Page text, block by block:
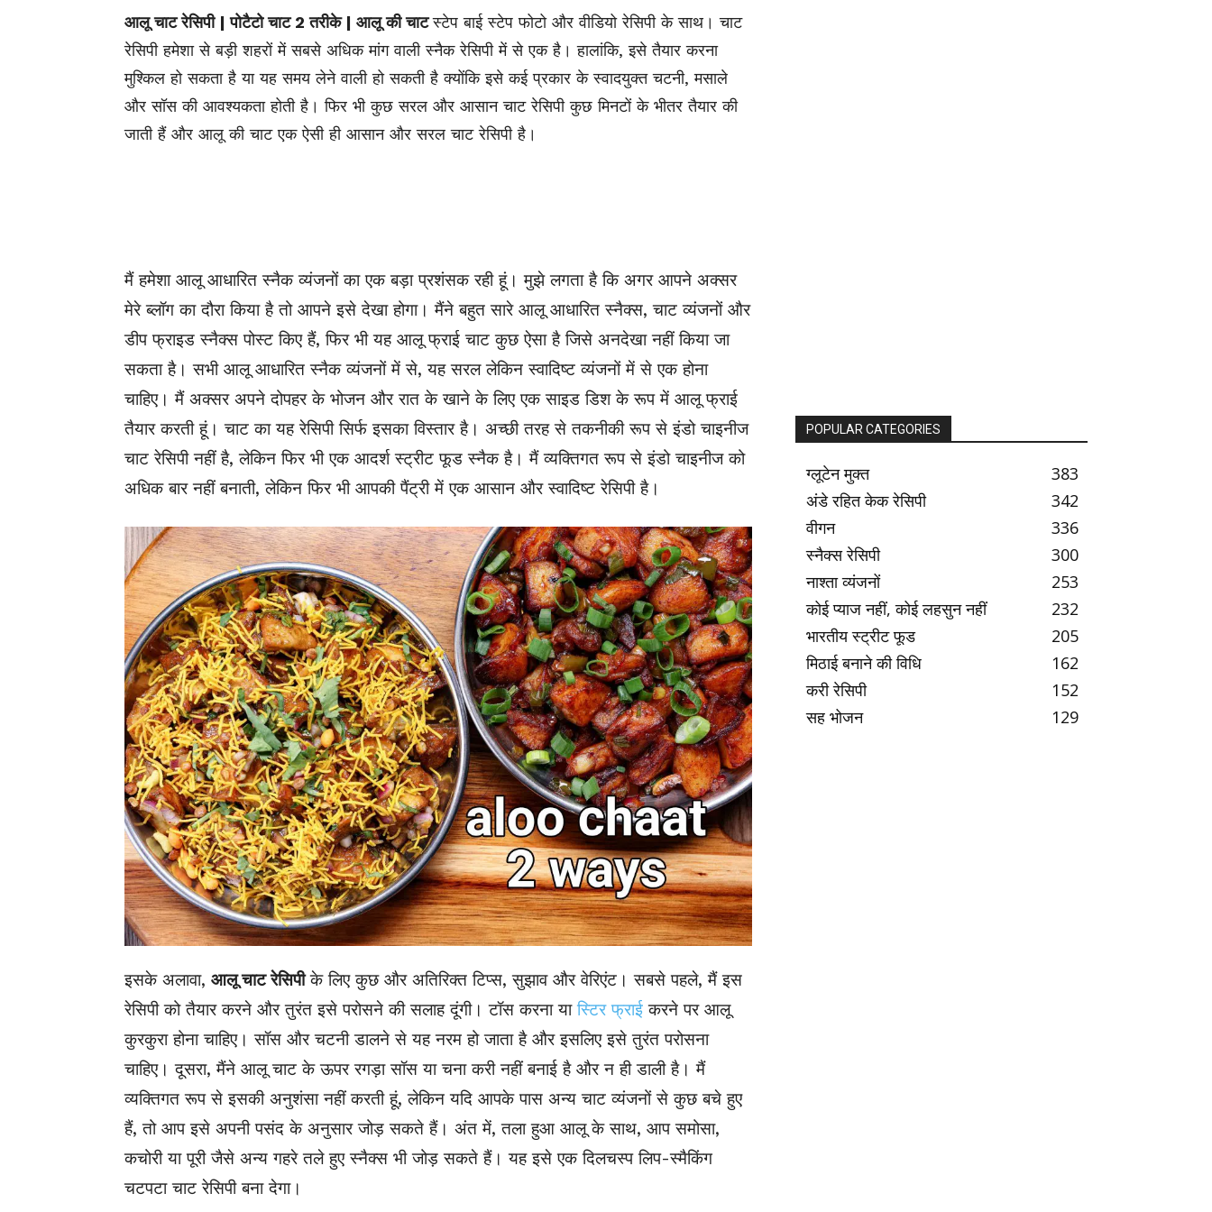
आलू चाट रेसिपी | पोटैटो चाट 2 तरीके | आलू की चाटस्टेप बाई स्टेप फोटो और वीडियो रेसिपी के साथ। चाट
रेसिपी हमेशा से बड़ी शहरों में सबसे अधिक मांग वाली स्नैक रेसिपी में से एक है। हालांकि, इसे तैयार करना
मुश्किल हो सकता है या यह समय लेने वाली हो सकती है क्योंकि इसे कई प्रकार के स्वादयुक्त चटनी, मसाले
और सॉस की आवश्यकता होती है। फिर भी कुछ सरल और आसान चाट रेसिपी कुछ मिनटों के भीतर तैयार की
जाती हैं और आलू की चाट एक ऐसी ही आसान और सरल चाट रेसिपी है।
मैं हमेशा आलू आधारित स्नैक व्यंजनों का एक बड़ा प्रशंसक रही हूं। मुझे लगता है कि अगर आपने अक्सर
मेरे ब्लॉग का दौरा किया है तो आपने इसे देखा होगा। मैंने बहुत सारे आलू आधारित स्नैक्स, चाट व्यंजनों और
डीप फ्राइड स्नैक्स पोस्ट किए हैं, फिर भी यह आलू फ्राई चाट कुछ ऐसा है जिसे अनदेखा नहीं किया जा
सकता है। सभी आलू आधारित स्नैक व्यंजनों में से, यह सरल लेकिन स्वादिष्ट व्यंजनों में से एक होना
चाहिए। मैं अक्सर अपने दोपहर के भोजन और रात के खाने के लिए एक साइड डिश के रूप में आलू फ्राई
तैयार करती हूं। चाट का यह रेसिपी सिर्फ इसका विस्तार है। अच्छी तरह से तकनीकी रूप से इंडो चाइनीज
चाट रेसिपी नहीं है, लेकिन फिर भी एक आदर्श स्ट्रीट फूड स्नैक है। मैं व्यक्तिगत रूप से इंडो चाइनीज को
अधिक बार नहीं बनाती, लेकिन फिर भी आपकीपैंट्रीमें एक आसान और स्वादिष्ट रेसिपी है।
इसके अलावा, आलू चाट रेसिपीके लिए कुछ और अतिरिक्त टिप्स, सुझाव और वेरिएंट। सबसे पहले, मैं इस
रेसिपी को तैयार करने और तुरंत इसे परोसने की सलाह दूंगी। टॉस करना यास्टिर फ्राई करने पर आलू
कुरकुरा होना चाहिए। सॉस और चटनी डालने से यह नरम हो जाता है और इसलिए इसे तुरंत परोसना
चाहिए। दूसरा, मैंने आलू चाट के ऊपर रगड़ा सॉस या चना करी नहीं बनाई है और न ही डाली है। मैं
व्यक्तिगत रूप से इसकी अनुशंसा नहीं करती हूं, लेकिन यदि आपके पास अन्य चाट व्यंजनों से कुछ बचे हुए
हैं, तो आप इसे अपनी पसंद के अनुसार जोड़ सकते हैं। अंत में, तला हुआ आलू के साथ, आप समोसा,
कचोरी या पूरी जैसे अन्य गहरे तले हुए स्नैक्स भी जोड़ सकते हैं। यह इसे एक दिलचस्प लिप-स्मैकिंग
चटपटा चाट रेसिपी बना देगा।
POPULAR CATEGORIES
ग्लूटेन मुक्त
383
अंडे रहित केक रेसिपी
342
वीगन
336
स्नैक्स रेसिपी
300
नाश्ता व्यंजनों
253
कोई प्याज नहीं, कोई लहसुन नहीं
232
भारतीय स्ट्रीट फूड
205
मिठाई बनाने की विधि
162
करी रेसिपी
152
सह भोजन
129